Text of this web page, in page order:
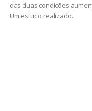
das duas condições
Um estudo realizado...